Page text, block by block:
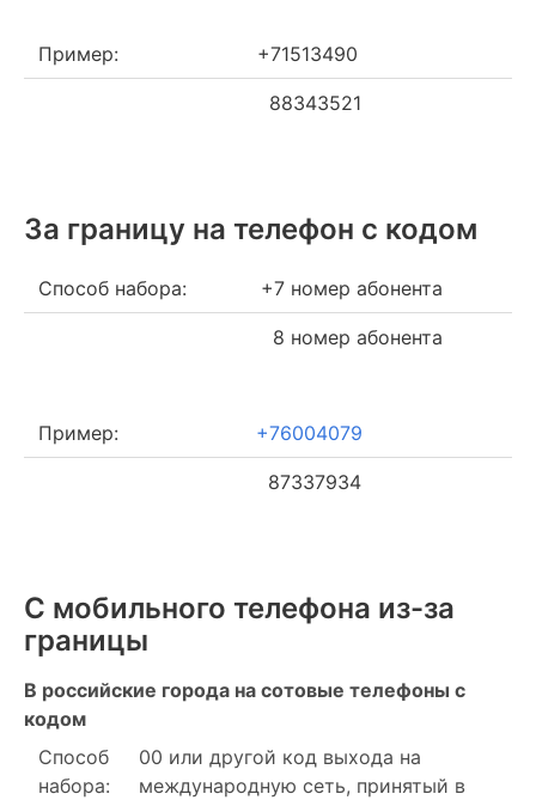
Пример: +71513490
88343521
За границу на телефон c кодом
Способ набора: +7 номер абонента
8 номер абонента
Пример: +76004079
87337934
С мобильного телефона из-за
границы
В российские города на сотовые телефоны с
кодом
Способ
набора:
00 или другой код выхода на
международную сеть, принятый в